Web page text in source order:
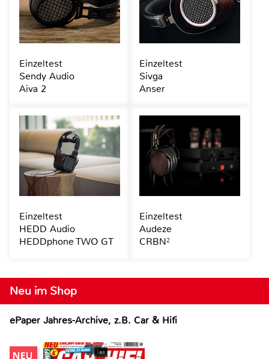
Neu im Shop
ePaper Jahres-Archive, z.B. Car & Hifi
Einzeltest
Sendy Audio
Aiva 2
Einzeltest
Sivga
Anser
Einzeltest
HEDD Audio
HEDDphone TWO GT
Einzeltest
Audeze
CRBN²